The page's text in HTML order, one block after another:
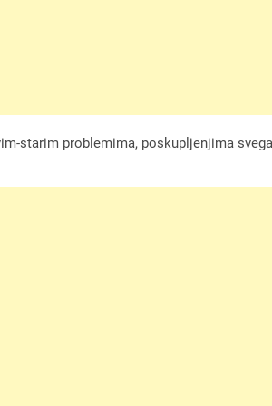
starim problemima, poskupljenjima